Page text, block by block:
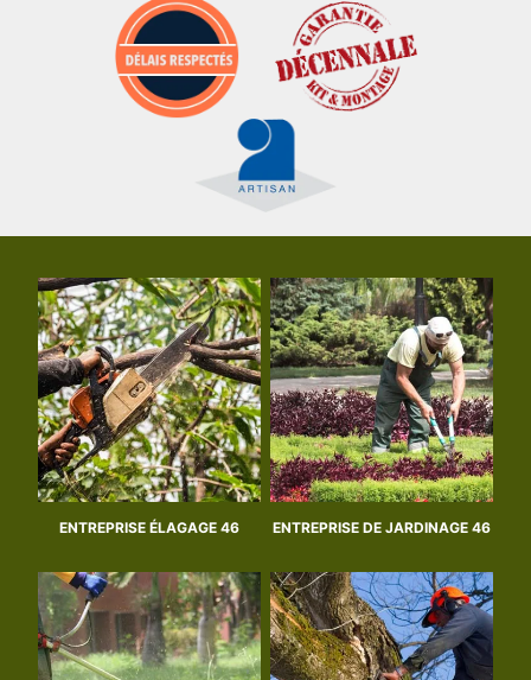
ENTREPRISE ÉLAGAGE 46 ENTREPRISE DE JARDINAGE 46